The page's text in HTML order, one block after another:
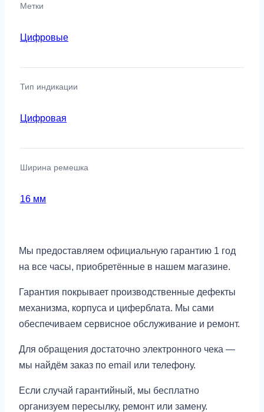
Метки
Цифровые
Тип индикации
Цифровая
Ширина ремешка
16 мм
Мы предоставляем официальную гарантию 1 год
на все часы, приобретённые в нашем магазине.
Гарантия покрывает производственные дефекты
механизма, корпуса и циферблата. Мы сами
обеспечиваем сервисное обслуживание и ремонт.
Для обращения достаточно электронного чека —
мы найдём заказ по email или телефону.
Если случай гарантийный, мы бесплатно
организуем пересылку, ремонт или замену.